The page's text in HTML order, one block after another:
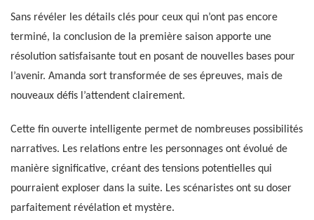
Sans révéler les détails clés pour ceux qui n’ont pas encore
terminé, la conclusion de la première saison apporte une
résolution satisfaisante tout en posant de nouvelles bases pour
l’avenir. Amanda sort transformée de ses épreuves, mais de
nouveaux défis l’attendent clairement.
Cette fin ouverte intelligente permet de nombreuses possibilités
narratives. Les relations entre les personnages ont évolué de
manière significative, créant des tensions potentielles qui
pourraient exploser dans la suite. Les scénaristes ont su doser
parfaitement révélation et mystère.